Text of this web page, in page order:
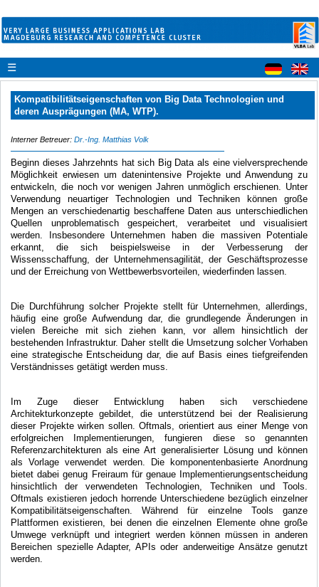
☰
Kompatibilitätseigenschaften von Big Data Technologien und
deren Ausprägungen (MA, WTP).
Interner Betreuer: Dr.-Ing. Matthias Volk
Beginn dieses Jahrzehnts hat sich Big Data als eine vielversprechende
Möglichkeit erwiesen um datenintensive Projekte und Anwendung zu
entwickeln, die noch vor wenigen Jahren unmöglich erschienen. Unter
Verwendung neuartiger Technologien und Techniken können große
Mengen an verschiedenartig beschaffene Daten aus unterschiedlichen
Quellen unproblematisch gespeichert, verarbeitet und visualisiert
werden. Insbesondere Unternehmen haben die massiven Potentiale
erkannt, die sich beispielsweise in der Verbesserung der
Wissensschaffung, der Unternehmensagilität, der Geschäftsprozesse
und der Erreichung von Wettbewerbsvorteilen, wiederfinden lassen.
Die Durchführung solcher Projekte stellt für Unternehmen, allerdings,
häufig eine große Aufwendung dar, die grundlegende Änderungen in
vielen Bereiche mit sich ziehen kann, vor allem hinsichtlich der
bestehenden Infrastruktur. Daher stellt die Umsetzung solcher Vorhaben
eine strategische Entscheidung dar, die auf Basis eines tiefgreifenden
Verständnisses getätigt werden muss.
Im Zuge dieser Entwicklung haben sich verschiedene
Architekturkonzepte gebildet, die unterstützend bei der Realisierung
dieser Projekte wirken sollen. Oftmals, orientiert aus einer Menge von
erfolgreichen Implementierungen, fungieren diese so genannten
Referenzarchitekturen als eine Art generalisierter Lösung und können
als Vorlage verwendet werden. Die komponentenbasierte Anordnung
bietet dabei genug Freiraum für genaue Implementierungsentscheidung
hinsichtlich der verwendeten Technologien, Techniken und Tools.
Oftmals existieren jedoch horrende Unterschiedene bezüglich einzelner
Kompatibilitätseigenschaften. Während für einzelne Tools ganze
Plattformen existieren, bei denen die einzelnen Elemente ohne große
Umwege verknüpft und integriert werden können müssen in anderen
Bereichen spezielle Adapter, APIs oder anderweitige Ansätze genutzt
werden.